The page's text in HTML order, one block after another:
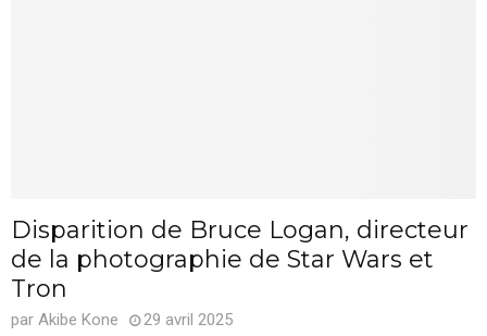
Disparition de Bruce Logan, directeur
de la photographie de Star Wars et
Tron
par Akibe Kone
29 avril 2025